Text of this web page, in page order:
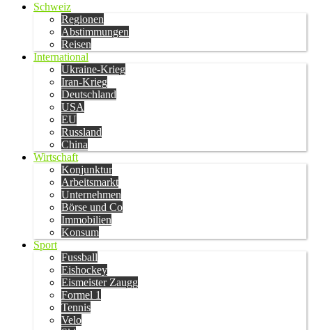
Schweiz
Regionen
Abstimmungen
Reisen
International
Ukraine-Krieg
Iran-Krieg
Deutschland
USA
EU
Russland
China
Wirtschaft
Konjunktur
Arbeitsmarkt
Unternehmen
Börse und Co
Immobilien
Konsum
Sport
Fussball
Eishockey
Eismeister Zaugg
Formel 1
Tennis
Velo